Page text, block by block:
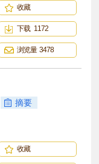
收藏
下载 1172
浏览量 3478
摘要
收藏